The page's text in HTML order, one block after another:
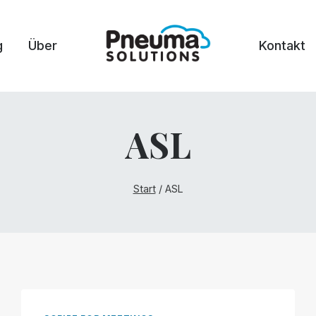
Über Kontakt
ASL
Start / ASL